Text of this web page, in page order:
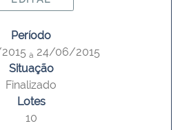
Período
à 24/06/2015
Situação
Finalizado
Lotes
10